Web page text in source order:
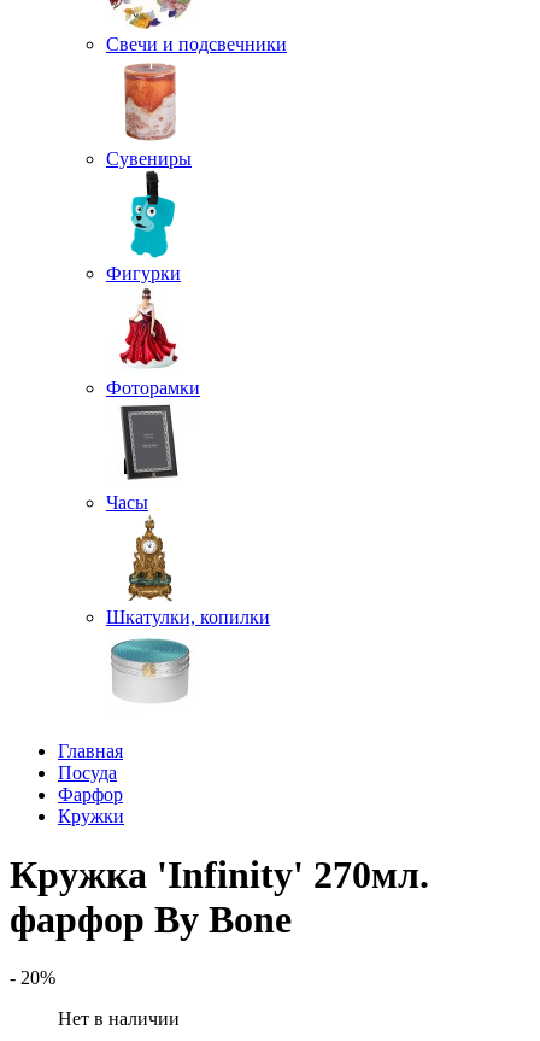
Свечи и подсвечники
Сувениры
Фигурки
Фоторамки
Часы
Шкатулки, копилки
Главная
Посуда
Фарфор
Кружки
Кружка 'Infinity' 270мл.
фарфор By Bone
- 20%
Нет в наличии